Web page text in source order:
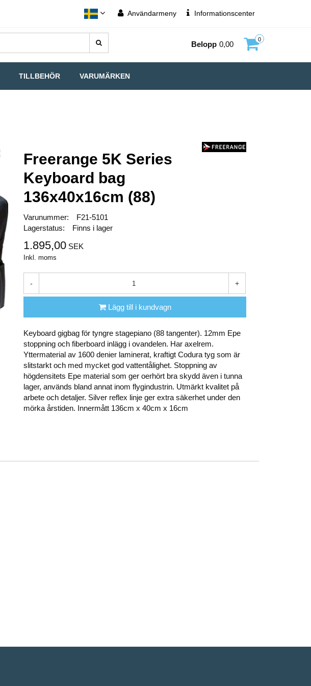
Användarmeny Informationscenter
Belopp 0,00
0
TILLBEHÖR VARUMÄRKEN
Freerange 5K Series
Keyboard bag
136x40x16cm (88)
Varunummer:
F21-5101
Lagerstatus:
Finns i lager
1.895,00 SEK
Inkl. moms
- +
Lägg till i kundvagn
Keyboard gigbag för tyngre stagepiano (88 tangenter). 12mm Epe
stoppning och fiberboard inlägg i ovandelen. Har axelrem.
Yttermaterial av 1600 denier laminerat, kraftigt Codura tyg som är
slitstarkt och med mycket god vattentålighet. Stoppning av
högdensitets Epe material som ger oerhört bra skydd även i tunna
lager, används bland annat inom flygindustrin. Utmärkt kvalitet på
arbete och detaljer. Silver reflex linje ger extra säkerhet under den
mörka årstiden. Innermått 136cm x 40cm x 16cm